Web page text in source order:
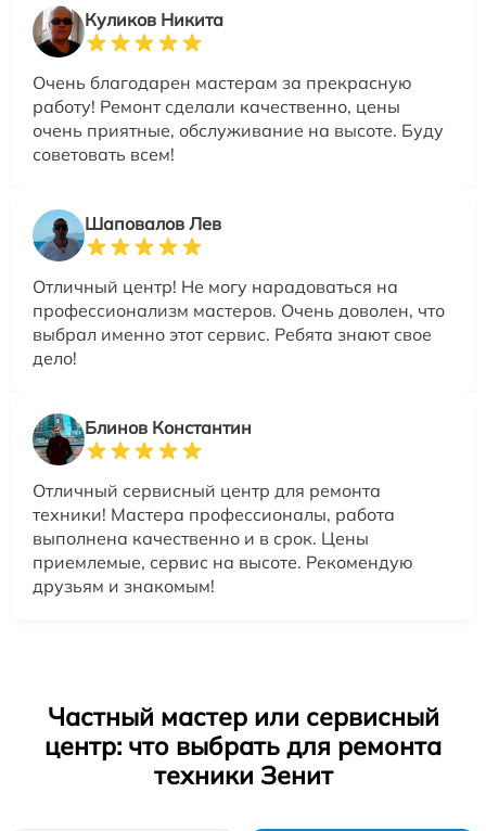
Куликов Никита
Очень благодарен мастерам за прекрасную
работу! Ремонт сделали качественно, цены
очень приятные, обслуживание на высоте. Буду
советовать всем!
Шаповалов Лев
Отличный центр! Не могу нарадоваться на
профессионализм мастеров. Очень доволен, что
выбрал именно этот сервис. Ребята знают свое
дело!
Блинов Константин
Отличный сервисный центр для ремонта
техники! Мастера профессионалы, работа
выполнена качественно и в срок. Цены
приемлемые, сервис на высоте. Рекомендую
друзьям и знакомым!
Частный мастер или сервисный
центр: что выбрать для ремонта
техники Зенит